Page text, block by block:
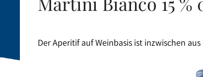
Der Aperitif auf Weinbasis ist inzwischen